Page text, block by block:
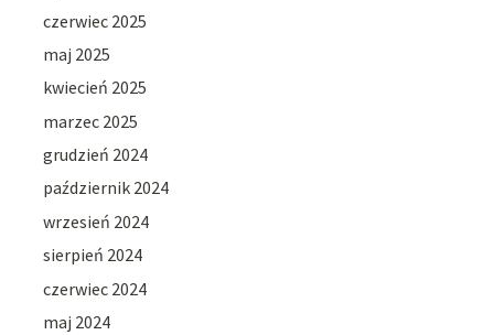
czerwiec 2025
maj 2025
kwiecień 2025
marzec 2025
grudzień 2024
październik 2024
wrzesień 2024
sierpień 2024
czerwiec 2024
maj 2024